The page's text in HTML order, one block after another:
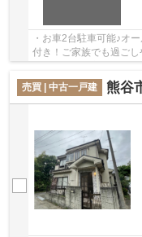
・お車2台駐車可能♪オ
付き！ご家族でも過ご
売買 | 中古一戸建
熊谷